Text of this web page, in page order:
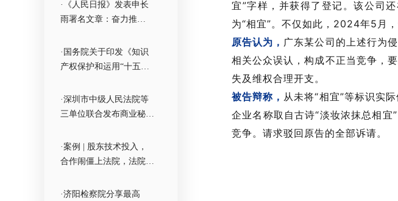
·《人民日报》发表申长
雨署名文章：奋力推
高质量发展
·国务院关于印发《知识
产权保护和运用“十五
·深圳市中级人民法院等
三单位联合发布商业秘密
·案例 | 股东技术投入，
合作闹僵上法院，法院这
·济阳检察院分享最高
宜”字样，并获得了登记。该公司
为“相宜”。不仅如此，2024年5月
原告认为， 广东某公司的上述行为
相关公众误认，构成不正当竞争，
失及维权合理开支。
被告辩称， 从未将“相宜”等标识实
企业名称取自古诗“淡妆浓抹总相宜
竞争。请求驳回原告的全部诉请。